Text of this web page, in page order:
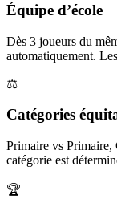
Équipe d’école
Dès 3 joueurs du
automatiquement.
⚖️
Catégories
Primaire vs
catégorie est
🏆